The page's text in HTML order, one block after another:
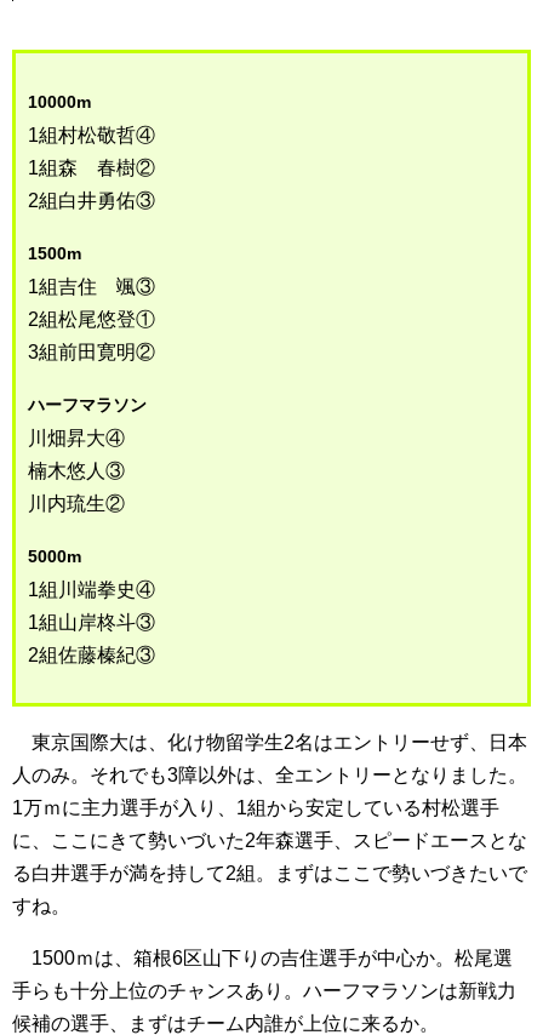
10000m
1組村松敬哲④
1組森 春樹②
2組白井勇佑③
1500m
1組吉住 颯③
2組松尾悠登①
3組前田寛明②
ハーフマラソン
川畑昇大④
楠木悠人③
川内琉生②
5000m
1組川端拳史④
1組山岸柊斗③
2組佐藤榛紀③
東京国際大は、化け物留学生2名はエントリーせず、日本
人のみ。それでも3障以外は、全エントリーとなりました。
1万ｍに主力選手が入り、1組から安定している村松選手
に、ここにきて勢いづいた2年森選手、スピードエースとな
る白井選手が満を持して2組。まずはここで勢いづきたいで
すね。
1500ｍは、箱根6区山下りの吉住選手が中心か。松尾選
手らも十分上位のチャンスあり。ハーフマラソンは新戦力
候補の選手、まずはチーム内誰が上位に来るか。